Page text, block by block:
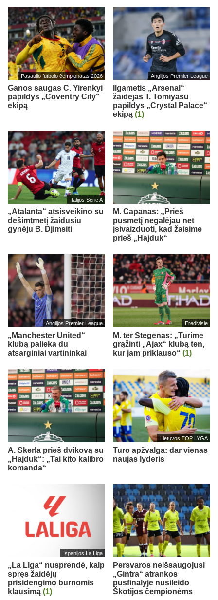
Pasaulio futbolo čempionatas 2026
Ganos saugas C. Yirenkyi
papildys „Coventry City“
ekipą
Anglijos Premier League
Ilgametis „Arsenal“
žaidėjas T. Tomiyasu
papildys „Crystal Palace“
ekipą (1)
Italijos Serie A
„Atalanta“ atsisveikino su
dešimtmetį žaidusiu
gynėju B. Djimsiti
M. Capanas: „Prieš
pusmetį negalėjau net
įsivaizduoti, kad žaisime
prieš „Hajduk“
Anglijos Premier League
„Manchester United“
klubą palieka du
atsarginiai vartininkai
Eredivisie
M. ter Stegenas: „Turime
grąžinti „Ajax“ klubą ten,
kur jam priklauso“ (1)
A. Skerla prieš dvikovą su
„Hajduk“: „Tai kito kalibro
komanda“
Lietuvos TOP LYGA
Turo apžvalga: dar vienas
naujas lyderis
Ispanijos La Liga
„La Liga“ nusprendė, kaip
spręs žaidėjų
prisidengimo burnomis
klausimą (1)
Persvaros neišsaugojusi
„Gintra“ atrankos
pusfinalyje nusileido
Škotijos čempionėms